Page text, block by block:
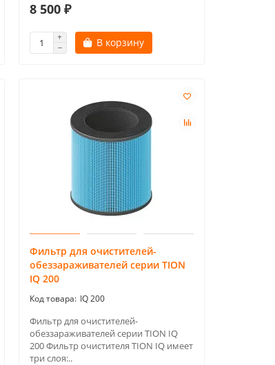
8 500 ₽
В корзину
Фильтр для очистителей-
обеззараживателей серии TION
IQ 200
IQ 200
Фильтр для очистителей-
обеззараживателей серии TION IQ
200 Фильтр очистителя TION IQ имеет
три слоя:..